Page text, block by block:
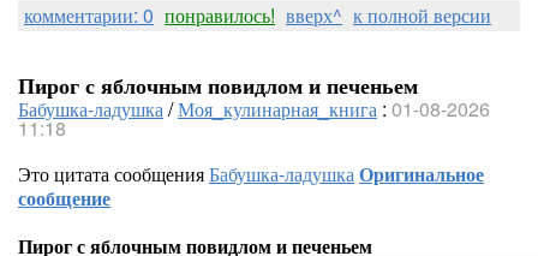
комментарии: 0 понравилось! вверх^ к полной версии
Пирог с яблочным повидлом и печеньем
Бабушка-ладушка/Моя_кулинарная_книга : 01-08-2026
11:18
Это цитата сообщенияБабушка-ладушкаОригинальное
сообщение
Пирог с яблочным повидлом и печеньем